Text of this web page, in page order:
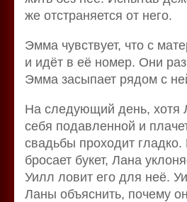
же отстраняется от него.
Эмма чувствует, что с
и идёт в её номер. Они
Эмма засыпает рядом с
На следующий день, хотя
себя подавленной и
свадьбы проходит
бросает букет, Лана
Уилл ловит его для неё.
Ланы объяснить, почему